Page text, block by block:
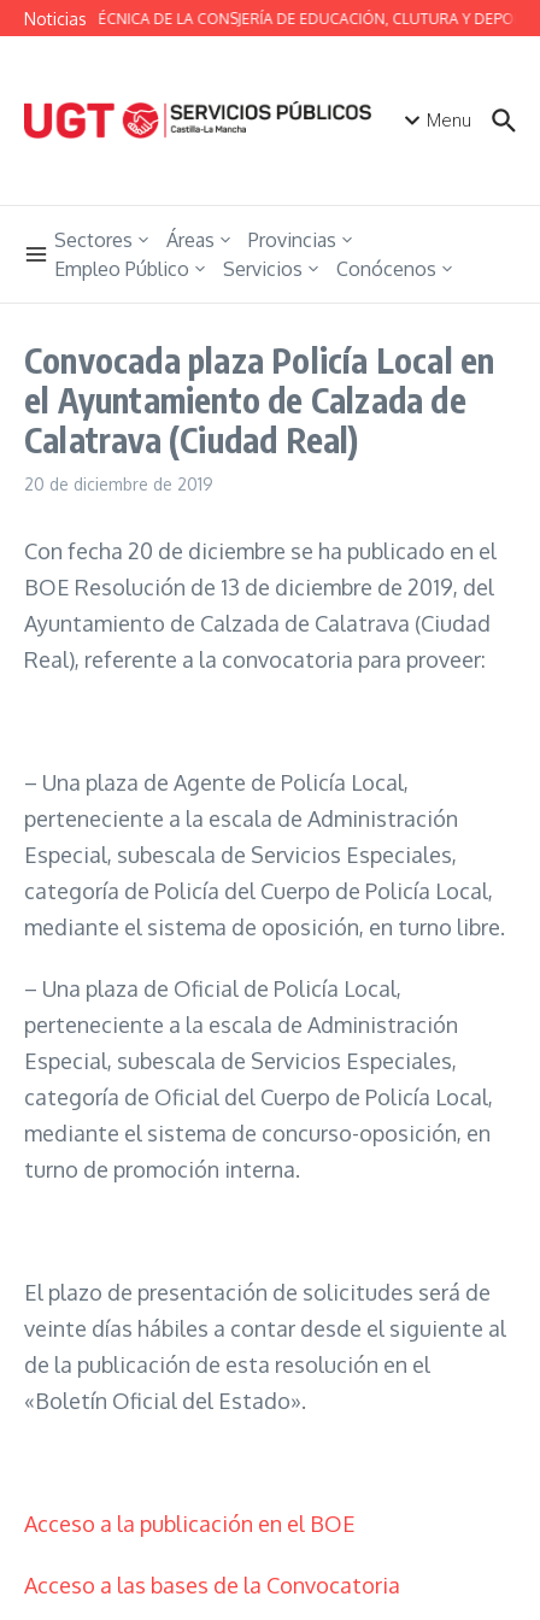
Saltar al contenido
Noticias
MESA TÉCNICA DE LA CONSJERÍA DE EDUCACIÓN, CLUTURA Y
Menu
Sectores Áreas
Provincias
Empleo Público
Servicios Conócenos
Convocada plaza Policía Local en
el Ayuntamiento de Calzada de
Calatrava (Ciudad Real)
20 de diciembre de 2019
Con fecha 20 de diciembre se ha publicado en el
BOE Resolución de 13 de diciembre de 2019, del
Ayuntamiento de Calzada de Calatrava (Ciudad
Real), referente a la convocatoria para proveer:
– Una plaza de Agente de Policía Local,
perteneciente a la escala de Administración
Especial, subescala de Servicios Especiales,
categoría de Policía del Cuerpo de Policía Local,
mediante el sistema de oposición, en turno libre.
– Una plaza de Oficial de Policía Local,
perteneciente a la escala de Administración
Especial, subescala de Servicios Especiales,
categoría de Oficial del Cuerpo de Policía Local,
mediante el sistema de concurso-oposición, en
turno de promoción interna.
El plazo de presentación de solicitudes será de
veinte días hábiles a contar desde el siguiente al
de la publicación de esta resolución en el
«Boletín Oficial del Estado».
Acceso a la publicación en el BOE
Acceso a las bases de la Convocatoria